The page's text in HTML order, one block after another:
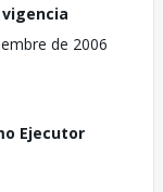
vigencia
de 2006
Ejecutor